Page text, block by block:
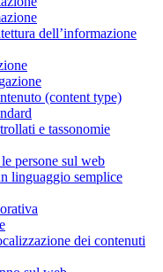
dell’informazione
(content type)
e tassonomie
persone sul web
linguaggio semplice
dei contenuti